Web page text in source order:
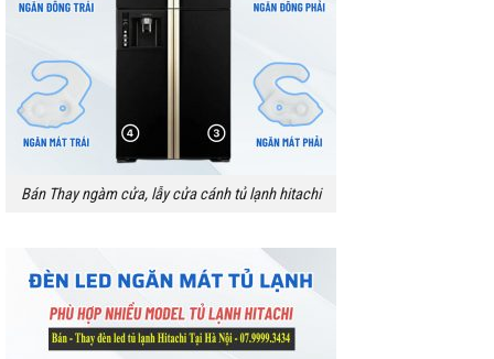
Bán Thay ngàm cửa, lẫy cửa cánh tủ lạnh hitachi